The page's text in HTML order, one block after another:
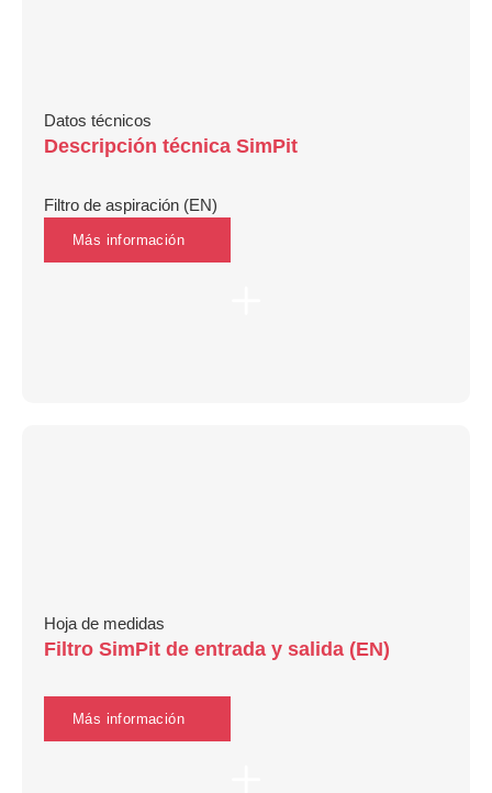
Datos técnicos
Descripción técnica SimPit
Filtro de aspiración (EN)
Más información
Hoja de medidas
Filtro SimPit de entrada y salida (EN)
Más información